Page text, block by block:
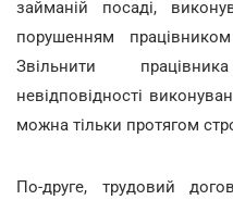
займаній посаді,
порушенням
Звільнити
невідповідності
можна тільки протягом
По-друге, трудовий